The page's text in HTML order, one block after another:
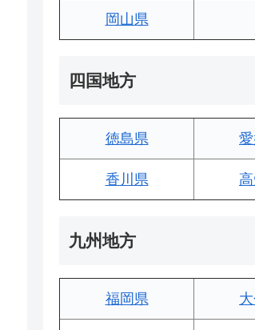
岡山県
四国地方
徳島県
香川県
九州地方
福岡県